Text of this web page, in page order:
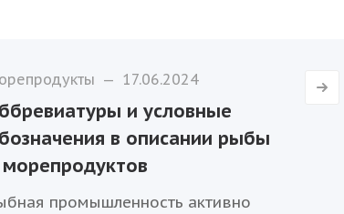
— 17.06.2024
и условные
в описании рыбы
промышленность активно